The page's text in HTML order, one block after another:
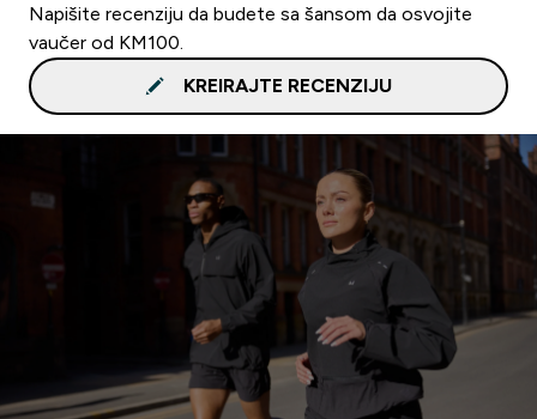
Napišite recenziju da budete sa šansom da osvojite
vaučer od KM100.
KREIRAJTE RECENZIJU